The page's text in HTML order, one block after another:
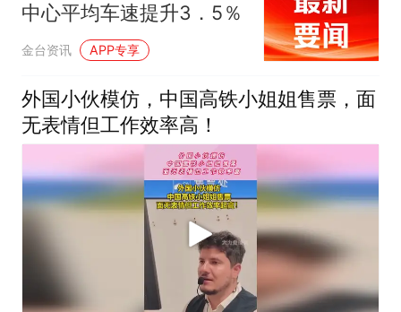
中心平均车速提升3．5％
金台资讯 APP专享
外国小伙模仿，中国高铁小姐姐售票，面
无表情但工作效率高！